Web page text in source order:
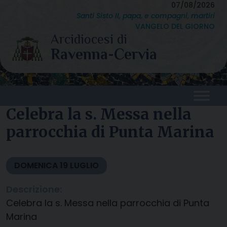
content
07/08/2026
Santi Sisto II, papa, e compagni, martiri
VANGELO DEL GIORNO
Celebra la s. Messa nella
parrocchia di Punta Marina
DOMENICA 19 LUGLIO
Celebra la s. Messa nella parrocchia di Punta
Marina